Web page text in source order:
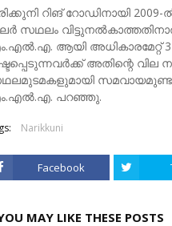
റിങ്‌ റോഡിനായി
സഥലം
ആയി അധികാരമേറ്റ്
അതിന്റെ
പറഞ്ഞു.
Narikkuni
Facebook
MAY LIKE THESE POSTS